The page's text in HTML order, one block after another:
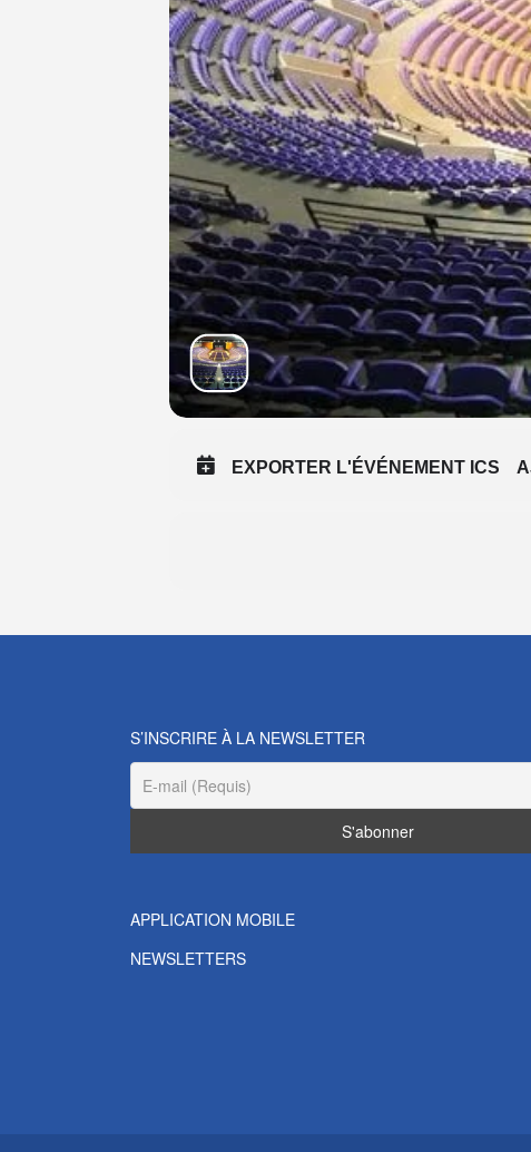
EXPORTER L'ÉVÉNEMENT ICS
S’INSCRIRE À LA NEWSLETTER
APPLICATION MOBILE
NEWSLETTERS